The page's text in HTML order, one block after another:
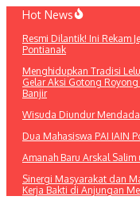
Lewati
konten
Hot News
Resmi Dilantik! Ini Rekam
Pontianak
Menghidupkan Tradisi
Gelar Aksi Gotong
Banjir
Wisuda Diundur
Dua Mahasiswa PAI IAIN
Amanah Baru Arskal
Sinergi Masyarakat dan
Kerja Bakti di Anjungan